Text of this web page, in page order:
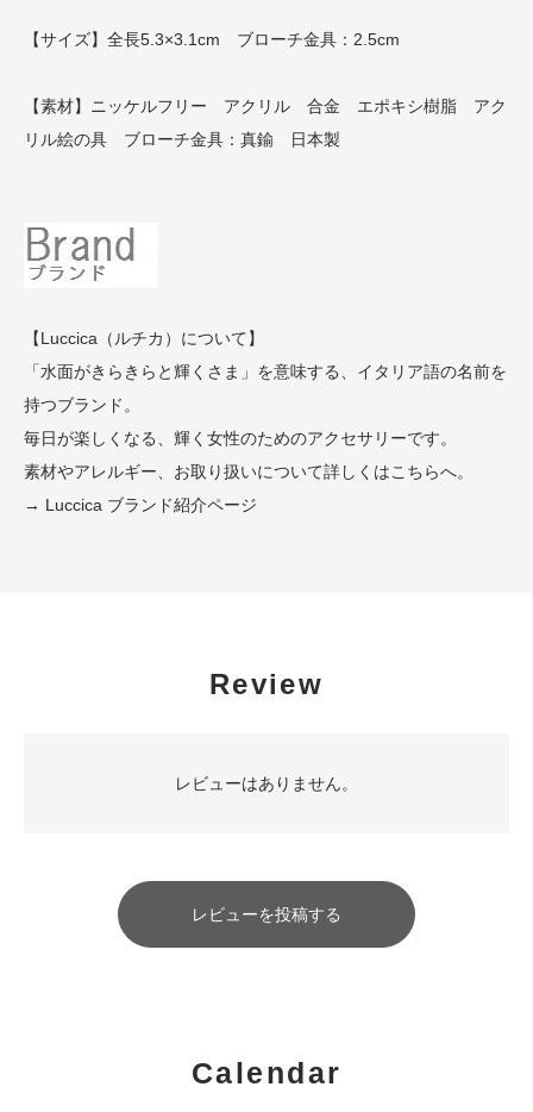
【サイズ】全長5.3×3.1cm ブローチ金具：2.5cm
【素材】ニッケルフリー アクリル 合金 エポキシ樹脂 アク
リル絵の具 ブローチ金具：真鍮 日本製
【Luccica（ルチカ）について】
「水面がきらきらと輝くさま」を意味する、イタリア語の名前を
持つブランド。
毎日が楽しくなる、輝く女性のためのアクセサリーです。
素材やアレルギー、お取り扱いについて詳しくはこちらへ。
→ Luccica ブランド紹介ページ
Review
レビューはありません。
レビューを投稿する
Calendar